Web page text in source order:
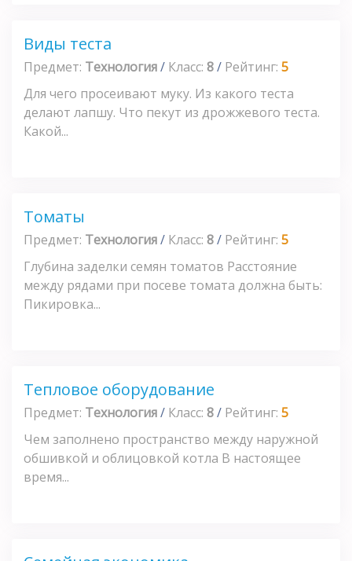
Виды теста
Предмет: Технология/ Класс: 8/ Рейтинг: 5
Для чего просеивают муку. Из какого теста
делают лапшу. Что пекут из дрожжевого теста.
Какой...
Томаты
Предмет: Технология/ Класс: 8/ Рейтинг: 5
Глубина заделки семян томатов Расстояние
между рядами при посеве томата должна быть:
Пикировка...
Тепловое оборудование
Предмет: Технология/ Класс: 8/ Рейтинг: 5
Чем заполнено пространство между наружной
обшивкой и облицовкой котла В настоящее
время...